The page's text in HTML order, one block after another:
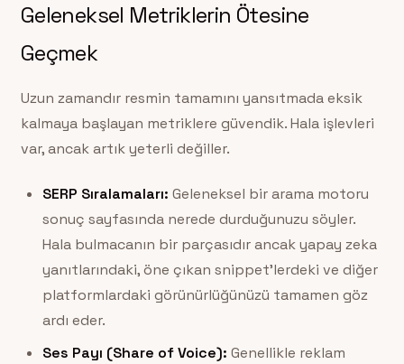
Geleneksel Metriklerin Ötesine
Geçmek
Uzun zamandır resmin tamamını yansıtmada eksik
kalmaya başlayan metriklere güvendik. Hala işlevleri
var, ancak artık yeterli değiller.
SERP Sıralamaları: Geleneksel bir arama motoru
sonuç sayfasında nerede durduğunuzu söyler.
Hala bulmacanın bir parçasıdır ancak yapay zeka
yanıtlarındaki, öne çıkan snippet’lerdeki ve diğer
platformlardaki görünürlüğünüzü tamamen göz
ardı eder.
Ses Payı (Share of Voice): Genellikle reklam